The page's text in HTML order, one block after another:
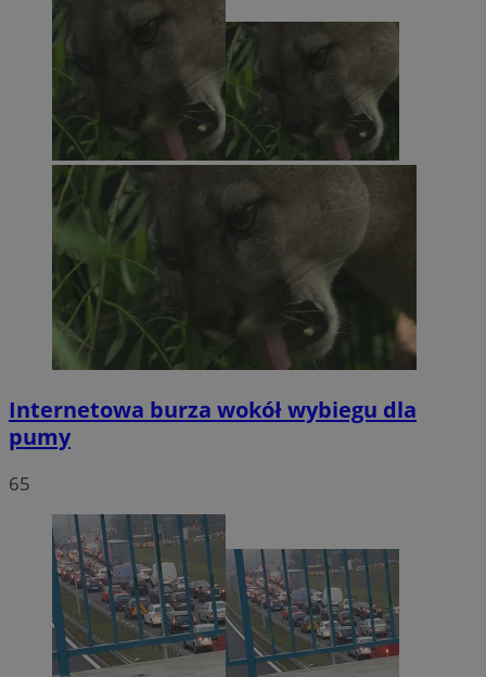
Internetowa burza wokół wybiegu dla
pumy
65